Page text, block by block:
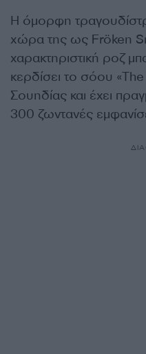
Η όμορφη
χώρα της ως Fröken
χαρακτηριστική ροζ
κερδίσει το σόου
Σουηδίας και έχει
300 ζωντανές